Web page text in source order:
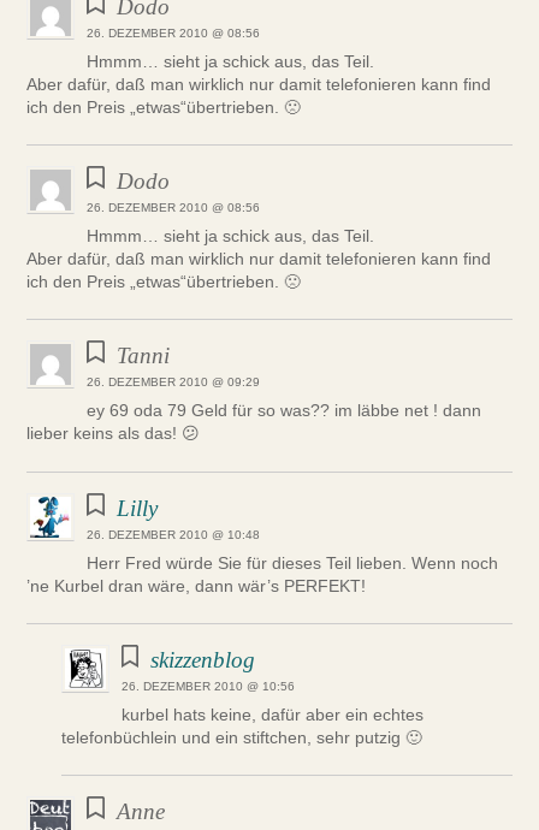
Dodo
26. DEZEMBER 2010 @ 08:56
Hmmm… sieht ja schick aus, das Teil.
Aber dafür, daß man wirklich nur damit telefonieren kann find
ich den Preis „etwas“übertrieben. 🙁
Dodo
26. DEZEMBER 2010 @ 08:56
Hmmm… sieht ja schick aus, das Teil.
Aber dafür, daß man wirklich nur damit telefonieren kann find
ich den Preis „etwas“übertrieben. 🙁
Tanni
26. DEZEMBER 2010 @ 09:29
ey 69 oda 79 Geld für so was?? im läbbe net ! dann
lieber keins als das! 😕
Lilly
26. DEZEMBER 2010 @ 10:48
Herr Fred würde Sie für dieses Teil lieben. Wenn noch
’ne Kurbel dran wäre, dann wär’s PERFEKT!
skizzenblog
26. DEZEMBER 2010 @ 10:56
kurbel hats keine, dafür aber ein echtes
telefonbüchlein und ein stiftchen, sehr putzig 🙂
Anne